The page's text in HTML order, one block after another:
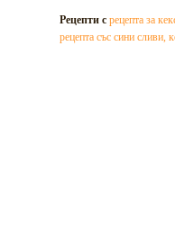
Рецепти с рецепта за
рецепта със сини сливи,